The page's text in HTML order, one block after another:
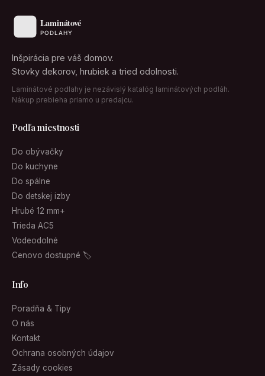
Inšpirácia pre váš domov.
Stovky dekorov, hrubiek a tried odolnosti.
Laminátové podlahy je nezávislý katalóg laminátových podláh.
Nákup prebieha priamo u predajcu.
Podľa miestnosti
Do obývačky
Do kuchyne
Do spálne
Do detskej izby
Hrubé 12 mm+
Trieda AC5
Vodeodolné
Cenovo dostupné 🏷
Info
Poradňa & Tipy
O nás
Kontakt
Ochrana osobných údajov
Zásady cookies